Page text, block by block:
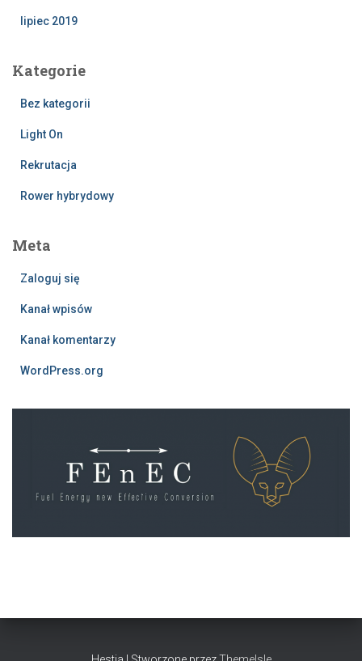
lipiec 2019
Kategorie
Bez kategorii
Light On
Rekrutacja
Rower hybrydowy
Meta
Zaloguj się
Kanał wpisów
Kanał komentarzy
WordPress.org